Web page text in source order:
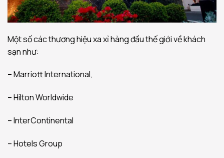
Một số các thương hiệu xa xỉ hàng đầu thế giới về khách
sạn như:
– Marriott International,
– Hilton Worldwide
– InterContinental
– Hotels Group